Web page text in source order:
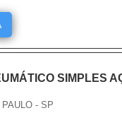
SIMPLES
- SP